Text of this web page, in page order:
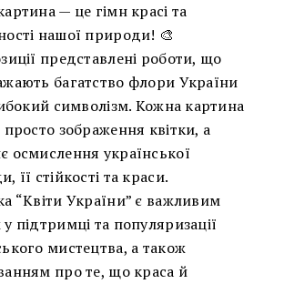
— це гімн красі та
нашої природи! 🎨
представлені роботи, що
багатство флори України
символізм. Кожна картина
зображення квітки, а
осмислення української
її стійкості та краси.
“Квіти України” є важливим
підтримці та популяризації
мистецтва, а також
про те, що краса й